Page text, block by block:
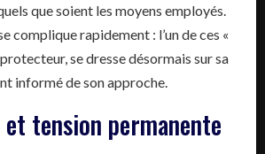
que soient les moyens employés.
complique rapidement : l’un de ces «
se dresse désormais sur sa
informé de son approche.
tension permanente